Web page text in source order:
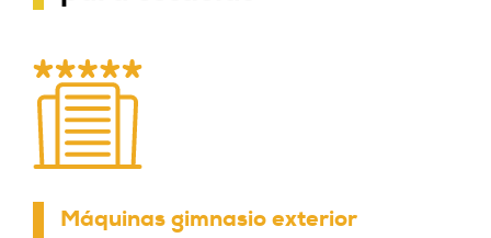
Máquinas gimnasio exterior